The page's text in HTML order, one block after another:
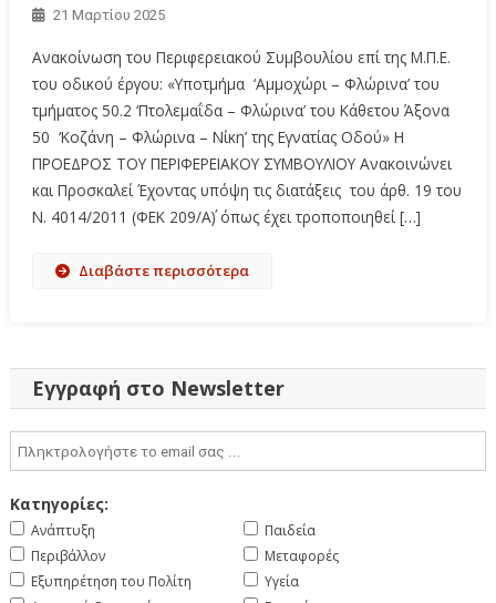
21 Μαρτίου 2025
Ανακοίνωση του Περιφερειακού Συμβουλίου επί της Μ.Π.Ε.
του οδικού έργου: «Υποτμήμα ‘Αμμοχώρι – Φλώρινα’ του
τμήματος 50.2 ‘Πτολεμαΐδα – Φλώρινα’ του Κάθετου Άξονα
50 ‘Κοζάνη – Φλώρινα – Νίκη’ της Εγνατίας Οδού» Η
ΠΡΟΕΔΡΟΣ ΤΟΥ ΠΕΡΙΦΕΡΕΙΑΚΟΥ ΣΥΜΒΟΥΛΙΟΥ Ανακοινώνει
και Προσκαλεί Έχοντας υπόψη τις διατάξεις του άρθ. 19 του
Ν. 4014/2011 (ΦΕΚ 209/Α΄) όπως έχει τροποποιηθεί […]
Διαβάστε περισσότερα
Εγγραφή στο Newsletter
Κατηγορίες:
Ανάπτυξη
Περιβάλλον
Εξυπηρέτηση του Πολίτη
Παιδεία
Μεταφορές
Υγεία